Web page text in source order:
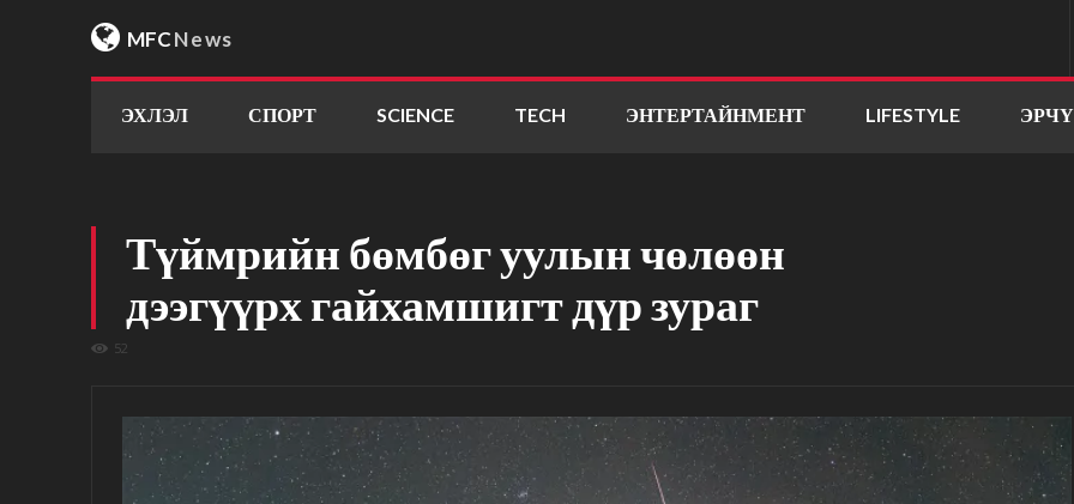
MFCNews
ЭХЛЭЛ СПОРТ SCIENCE TECH ЭНТЕРТАЙНМЕНТ LIFESTYLE
Түймрийн бөмбөг уулын чөлөөн
дээгүүрх гайхамшигт дүр зураг
52